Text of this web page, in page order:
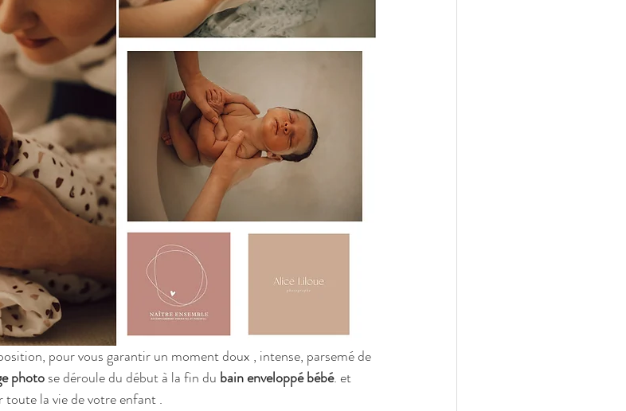
pour vous garantir un moment doux , intense, parsemé de
photo se déroule du début à la fin du bain enveloppé bébé. et
toute la vie de votre enfant .